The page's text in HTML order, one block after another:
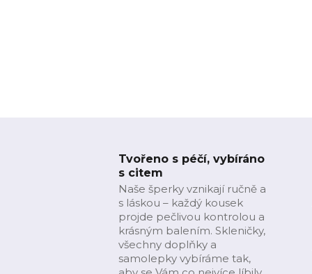
Tvořeno s péčí, vybíráno
s citem
Naše šperky vznikají ručně a
s láskou – každý kousek
projde pečlivou kontrolou a
krásným balením. Skleničky,
všechny doplňky a
samolepky vybíráme tak,